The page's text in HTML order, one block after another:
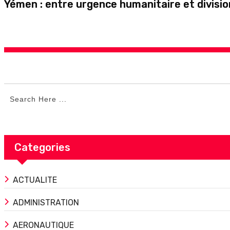
Yémen : entre urgence humanitaire et
Categories
ACTUALITE
ADMINISTRATION
AERONAUTIQUE